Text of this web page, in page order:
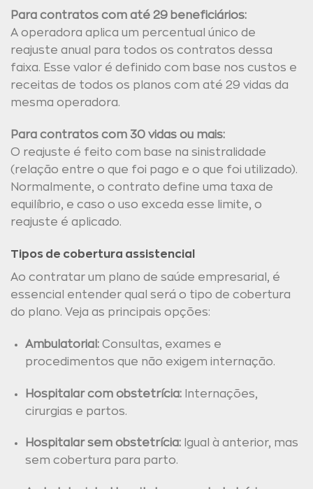
Para contratos com até 29 beneficiários:
A operadora aplica um percentual único de
reajuste anual para todos os contratos dessa
faixa. Esse valor é definido com base nos custos e
receitas de todos os planos com até 29 vidas da
mesma operadora.
Para contratos com 30 vidas ou mais:
O reajuste é feito com base na sinistralidade
(relação entre o que foi pago e o que foi utilizado).
Normalmente, o contrato define uma taxa de
equilíbrio, e caso o uso exceda esse limite, o
reajuste é aplicado.
Tipos de cobertura assistencial
Ao contratar um plano de saúde empresarial, é
essencial entender qual será o tipo de cobertura
do plano. Veja as principais opções:
Ambulatorial:Consultas, exames e
procedimentos que não exigem internação.
Hospitalar com obstetrícia:Internações,
cirurgias e partos.
Hospitalar sem obstetrícia:Igual à anterior, mas
sem cobertura para parto.